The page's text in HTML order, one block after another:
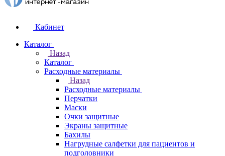
Кабинет
Каталог
Назад
Каталог
Расходные материалы
Назад
Расходные материалы
Перчатки
Маски
Очки защитные
Экраны защитные
Бахилы
Нагрудные салфетки для пациентов и
подголовники